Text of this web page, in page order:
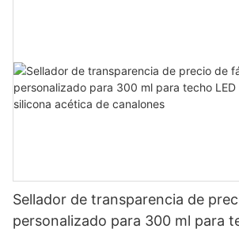
Sellador de transparencia de
personalizado para 300 ml para